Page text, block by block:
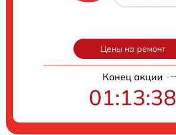
Цены на ремонт
Конец акции
01:13:37